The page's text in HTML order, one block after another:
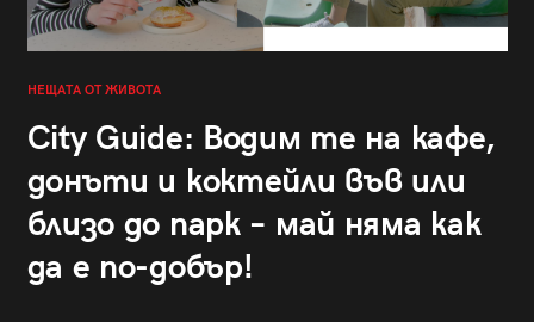
НЕЩАТА ОТ ЖИВОТА
City Guide: Водим те на кафе,
донъти и коктейли във или
близо до парк – май няма как
да е по-добър!